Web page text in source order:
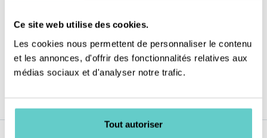
Ce site web utilise des cookies.
Les cookies nous permettent de personnaliser le contenu
et les annonces, d'offrir des fonctionnalités relatives aux
médias sociaux et d'analyser notre trafic.
Tout autoriser
Crédits photos : Caroline Dethier